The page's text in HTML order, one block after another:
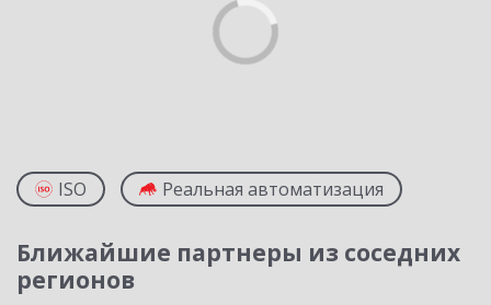
ISO Реальная автоматизация
Ближайшие партнеры из соседних
регионов